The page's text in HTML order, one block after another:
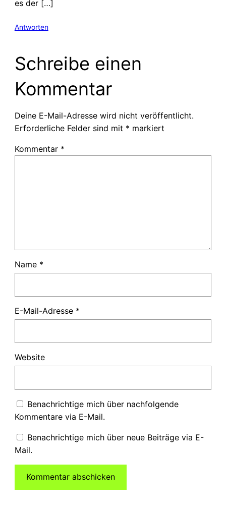
es der […]
Antworten
Schreibe einen
Kommentar
Deine E-Mail-Adresse wird nicht veröffentlicht.
Erforderliche Felder sind mit * markiert
Kommentar *
Name *
E-Mail-Adresse *
Website
Benachrichtige mich über nachfolgende
Kommentare via E-Mail.
Benachrichtige mich über neue Beiträge via E-
Mail.